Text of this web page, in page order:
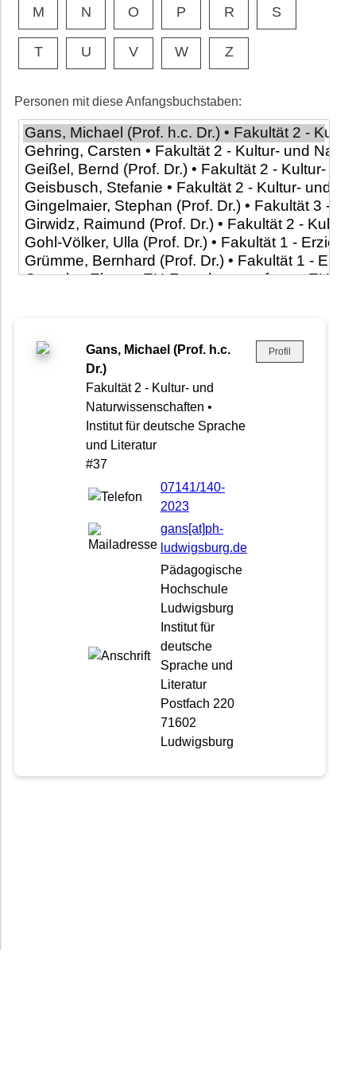
M N O P R S
T U V W Z
Personen mit diese Anfangsbuchstaben:
Gans, Michael (Prof. h.c.
Dr.)
Fakultät 2 - Kultur- und
Naturwissenschaften •
Institut für deutsche Sprache
und Literatur
#37
07141/140-
2023
gans[at]ph-
ludwigsburg.de
Pädagogische
Hochschule
Ludwigsburg
Institut für
deutsche
Sprache und
Literatur
Postfach 220
71602
Ludwigsburg
Profil